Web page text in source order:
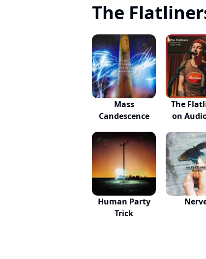
The
Mass
Candescence
The
on
Human Party
Trick